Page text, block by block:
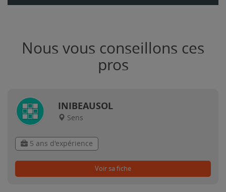
Nous vous conseillons ces
pros
INIBEAUSOL
Sens
5 ans d'expérience
Voir sa fiche